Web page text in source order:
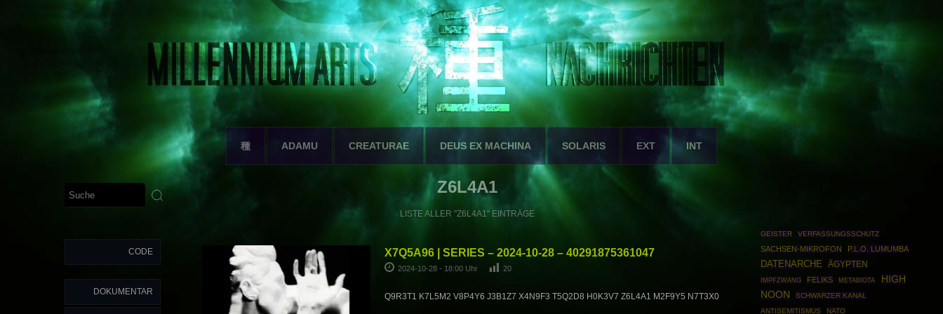
種 ADAMU CREATURAE DEUS EX MACHINA SOLARIS EXT INT
CODE
DOKUMENTAR
Z6L4A1
LISTE ALLER "Z6L4A1" EINTRÄGE
X7Q5A96 | SERIES – 2024-10-28 – 40291875361047
2024-10-28 - 18:00 Uhr 20
Q9R3T1 K7L5M2 V8P4Y6 J3B1Z7 X4N9F3 T5Q2D8 H0K3V7 Z6L4A1 M2F9Y5 N7T3X0
GEISTER VERFASSUNGSSCHUTZ
SACHSEN-MIKROFON P.L.O. LUMUMBA
DATENARCHE ÄGYPTEN
IMPFZWANG FELIKS METABIOTA
HIGH
NOON
SCHWARZER KANAL
ANTISEMITISMUS
NATO